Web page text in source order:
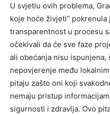
U svjetlu ovih problema,
koje hoće živjeti“
transparentnost u procesu
očekivali da će sve faze
ali obećanja nisu
nepovjerenje među
pitaju zašto oni koji
nemaju pristup
sigurnosti i zdravlja. Ovo